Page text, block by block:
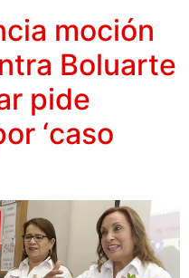
moción
Boluarte
pide
‘caso